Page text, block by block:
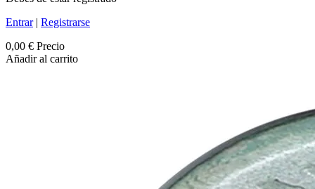
Entrar| Registrarse
0,00 € Precio
Añadir al carrito